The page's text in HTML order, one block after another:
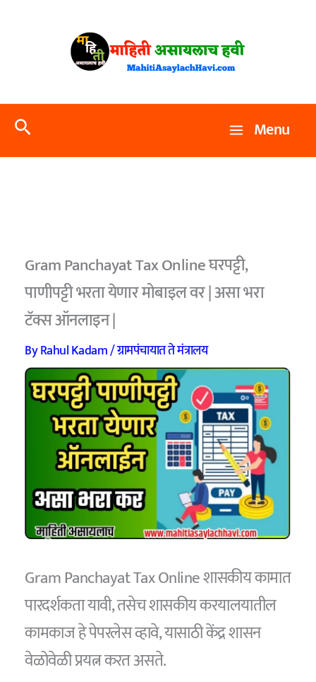
Search Menu
Gram Panchayat Tax Online घरपट्टी,
पाणीपट्टी भरता येणार मोबाइल वर | असा भरा
टॅक्स ऑनलाइन |
ByRahul Kadam/ग्रामपंचायात ते मंत्रालय
Gram Panchayat Tax Online शासकीय कामात
पारदर्शकता यावी, तसेच शासकीय करयालयातील
कामकाज हे पेपरलेस व्हावे, यासाठी केंद्र शासन
वेळोवेळी प्रयत्न करत असते.